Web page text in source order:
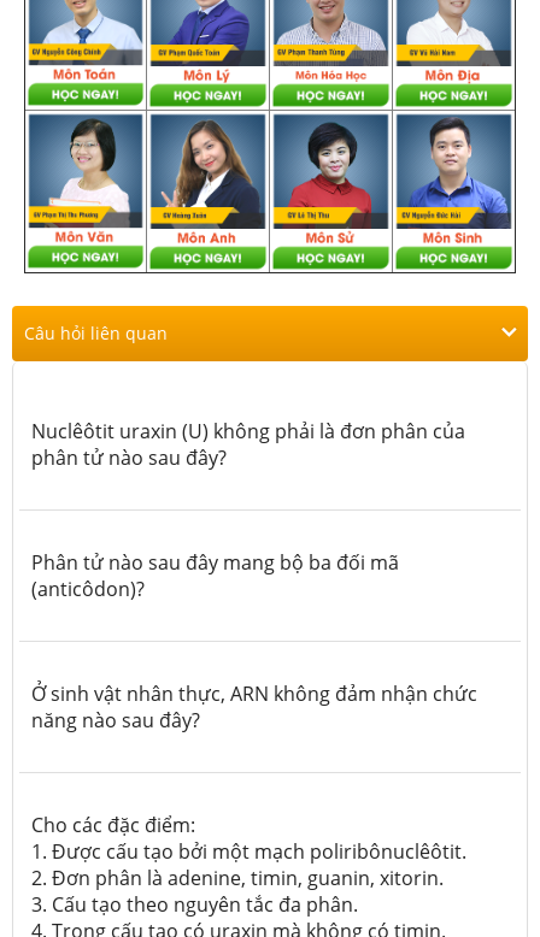
Câu hỏi liên quan
Nuclêôtit uraxin (U) không phải là đơn phân của
phân tử nào sau đây?
Phân tử nào sau đây mang bộ ba đối mã
(anticôdon)?
Ở sinh vật nhân thực, ARN không đảm nhận chức
năng nào sau đây?
Cho các đặc điểm:
1. Được cấu tạo bởi một mạch poliribônuclêôtit.
2. Đơn phân là adenine, timin, guanin, xitorin.
3. Cấu tạo theo nguyên tắc đa phân.
4. Trong cấu tạo có uraxin mà không có timin.